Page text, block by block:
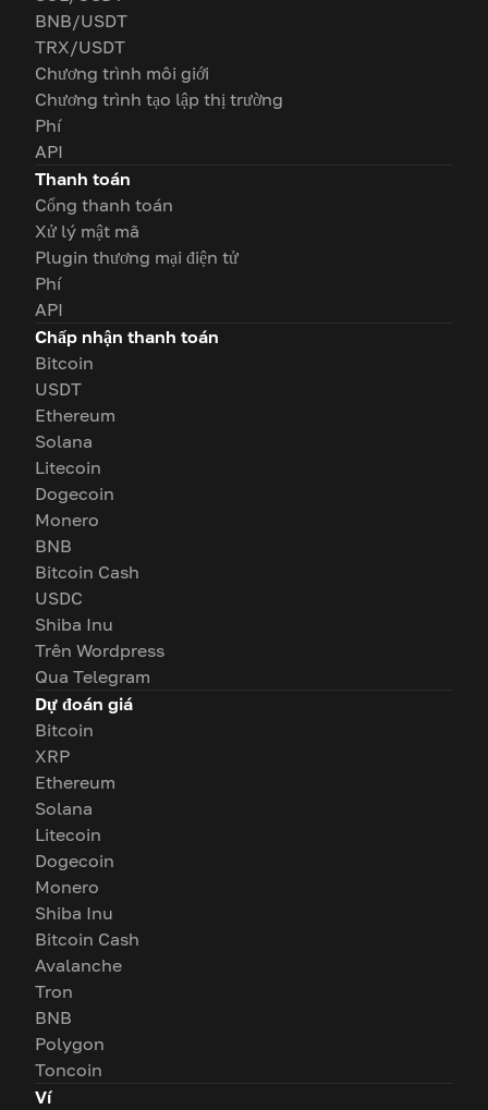
BNB/USDT
TRX/USDT
Chương trình môi giới
Chương trình tạo lập thị trường
Phí
API
Thanh toán
Cổng thanh toán
Xử lý mật mã
Plugin thương mại điện tử
Phí
API
Chấp nhận thanh toán
Bitcoin
USDT
Ethereum
Solana
Litecoin
Dogecoin
Monero
BNB
Bitcoin Cash
USDC
Shiba Inu
Trên Wordpress
Qua Telegram
Dự đoán giá
Bitcoin
XRP
Ethereum
Solana
Litecoin
Dogecoin
Monero
Shiba Inu
Bitcoin Cash
Avalanche
Tron
BNB
Polygon
Toncoin
Ví